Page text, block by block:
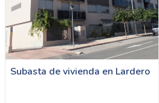
Subasta de vivienda en Lardero